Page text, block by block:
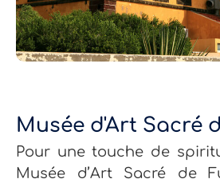
Musée d'Art Sacré
Pour une touche de
Musée d’Art Sacré de